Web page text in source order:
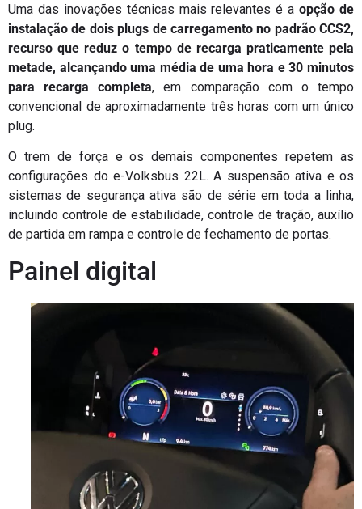
Uma das inovações técnicas mais relevantes é aopção de
instalação de dois plugs de carregamento no padrão CCS2,
recurso que reduz o tempo de recarga praticamente pela
metade, alcançando uma média de uma hora e 30 minutos
para recarga completa, em comparação com o tempo
convencional de aproximadamente três horas com um único
plug.
O trem de força e os demais componentes repetem as
configurações do e-Volksbus 22L. A suspensão ativa e os
sistemas de segurança ativa são de série em toda a linha,
incluindo controle de estabilidade, controle de tração, auxílio
de partida em rampa e controle de fechamento de portas.
Painel digital